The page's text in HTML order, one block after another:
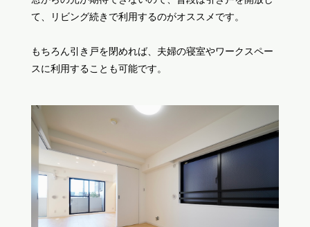
て、リビング続きで利用するのがオススメです。
もちろん引き戸を閉めれば、夫婦の寝室やワークスペー
スに利用することも可能です。